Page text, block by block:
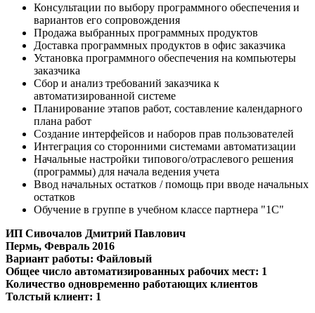
Консультации по выбору программного обеспечения и
вариантов его сопровождения
Продажа выбранных программных продуктов
Доставка программных продуктов в офис заказчика
Установка программного обеспечения на компьютеры
заказчика
Сбор и анализ требований заказчика к
автоматизированной системе
Планирование этапов работ, составление календарного
плана работ
Создание интерфейсов и наборов прав пользователей
Интеграция со сторонними системами автоматизации
Начальные настройки типового/отраслевого решения
(программы) для начала ведения учета
Ввод начальных остатков / помощь при вводе начальных
остатков
Обучение в группе в учебном классе партнера "1С"
ИП Сивочалов Дмитрий Павлович
Пермь, Февраль 2016
Вариант работы: Файловый
Общее число автоматизированных рабочих мест: 1
Количество одновременно работающих клиентов
Толстый клиент: 1